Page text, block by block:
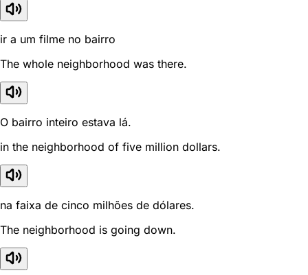
ir a um filme no bairro
The whole neighborhood was there.
O bairro inteiro estava lá.
in the neighborhood of five million dollars.
na faixa de cinco milhões de dólares.
The neighborhood is going down.